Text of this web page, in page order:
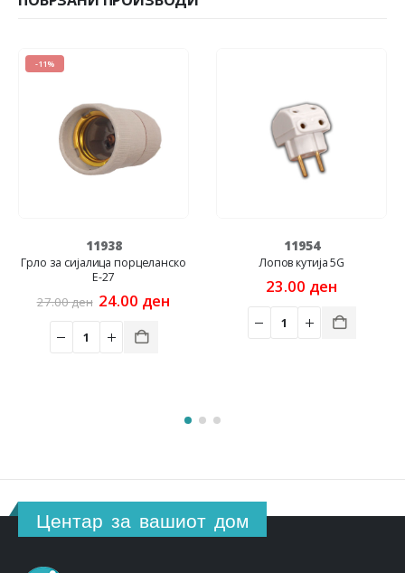
порцеланско
Original
27.00 ден.
24.00денCurrent
is:
24.00 ден.
Лопов кутија 5G
Центар за вашиот дом